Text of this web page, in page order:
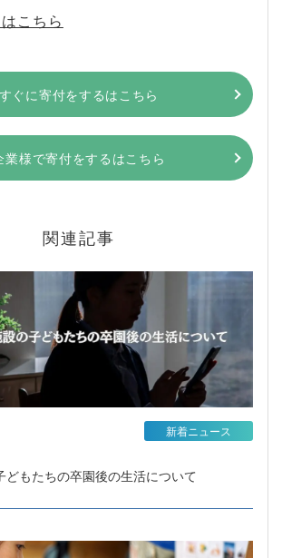
こちら
すぐに寄付をするはこちら
業様で寄付をするはこちら
関連記事
どもたちの卒園後の生活について
新着ニュース